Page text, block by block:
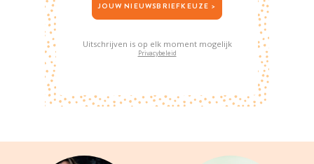
JOUW NIEUWSBRIEFKEUZE >
Uitschrijven is op elk moment mogelijk
Privacybeleid